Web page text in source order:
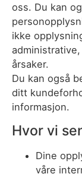
oss. Du kan
ikke
årsaker.
Du kan også
ditt
informasjon.
Hvor vi
Dine
våre